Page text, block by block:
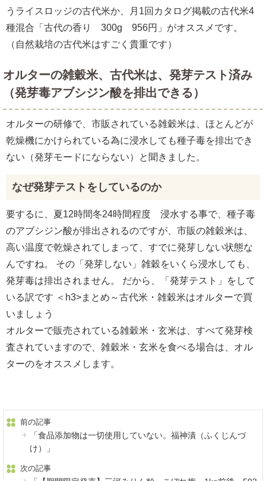
うライスロッジの古代米か、月1回カタログ掲載の古代米4
種混合「古代の香り 300g 956円」がオススメです。
（自然栽培の古代米はすごく貴重です）
オルターの雑穀米、古代米は、発芽テスト済み
（発芽毒アブシジン酸を排出できる）
オルターの研修で、市販されている雑穀米は、ほとんどが
乾燥機にかけられている為に浸水しても種子毒を排出でき
ない（発芽モードにならない）と聞きました。
なぜ発芽テストをしているのか
要するに、夏12時間冬24時間程度 浸水する事で、種子毒
のアブシジン酸が排出されるのですが、市販の雑穀米は、
高い温度で乾燥されてしまって、すでに発芽しない状態な
んですね。 その「発芽しない」雑穀をいくら浸水しても、
発芽毒は排出されません。 だから、「発芽テスト」をして
いる訳です ＜h3>まとめ～古代米・雑穀米はオルターで買
いましょう
オルターで販売されている雑穀米・玄米は、すべて発芽検
査されていますので、雑穀米・玄米を食べる場合は、オル
ターのをオススメします。
前の記事
「食品添加物は一切使用していない。福神漬（ふくじんづ
け）」
次の記事